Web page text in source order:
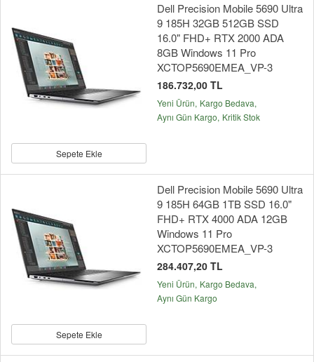
Sepete Ekle
Dell Precision Mobile 5690 Ultra
9 185H 32GB 512GB SSD
16.0" FHD+ RTX 2000 ADA
8GB Windows 11 Pro
XCTOP5690EMEA_VP-3
186.732,00 TL
Yeni Ürün Kargo Bedava
Aynı Gün Kargo Kritik Stok
Sepete Ekle
Dell Precision Mobile 5690 Ultra
9 185H 64GB 1TB SSD 16.0"
FHD+ RTX 4000 ADA 12GB
Windows 11 Pro
XCTOP5690EMEA_VP-3
284.407,20 TL
Yeni Ürün Kargo Bedava
Aynı Gün Kargo